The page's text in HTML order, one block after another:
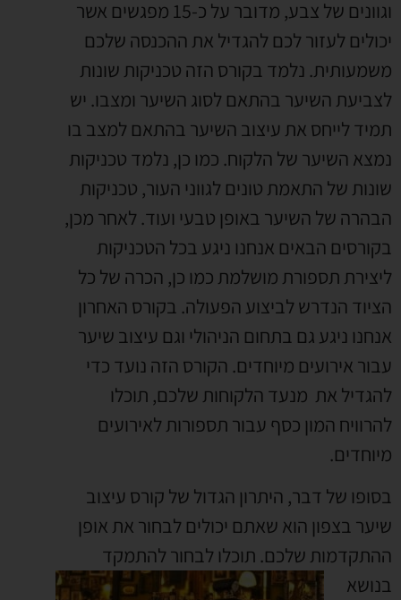
וגוונים של צבע, מדובר על כ-15 מפגשים אשר
יכולים לעזור לכם להגדיל את ההכנסה שלכם
משמעותית. נלמד בקורס הזה טכניקות שונות
לצביעת השיער בהתאם לסוג השיער ומצבו. יש
תמיד לייחס את עיצוב השיער בהתאם למצב בו
נמצא השיער של הלקוח. כמו כן, נלמד טכניקות
שונות של התאמת טונים לגווני העור, טכניקות
הבהרה של השיער באופן טבעי ועוד. לאחר מכן,
בקורסים הבאים אנחנו ניגע בכל הטכניקות
ליצירת תספורת מושלמת כמו כן, הכרה של כל
הציוד הנדרש לביצוע הפעולה. בקורס האחרון
אנחנו ניגע גם בתחום הניהולי וגם עיצוב שיער
עבור אירועים מיוחדים. הקורס הזה נועד כדי
להגדיל את מנעד הלקוחות שלכם, תוכלו
להרוויח המון כסף עבור תספורות לאירועים
מיוחדים.
בסופו של דבר, היתרון הגדול של קורס עיצוב
שיער בצפון הוא שאתם יכולים לבחור את אופן
ההתקדמות שלכם. תוכלו לבחור להתמקד
בנושא